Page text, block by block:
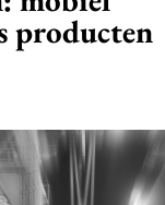
Adformatie
producten